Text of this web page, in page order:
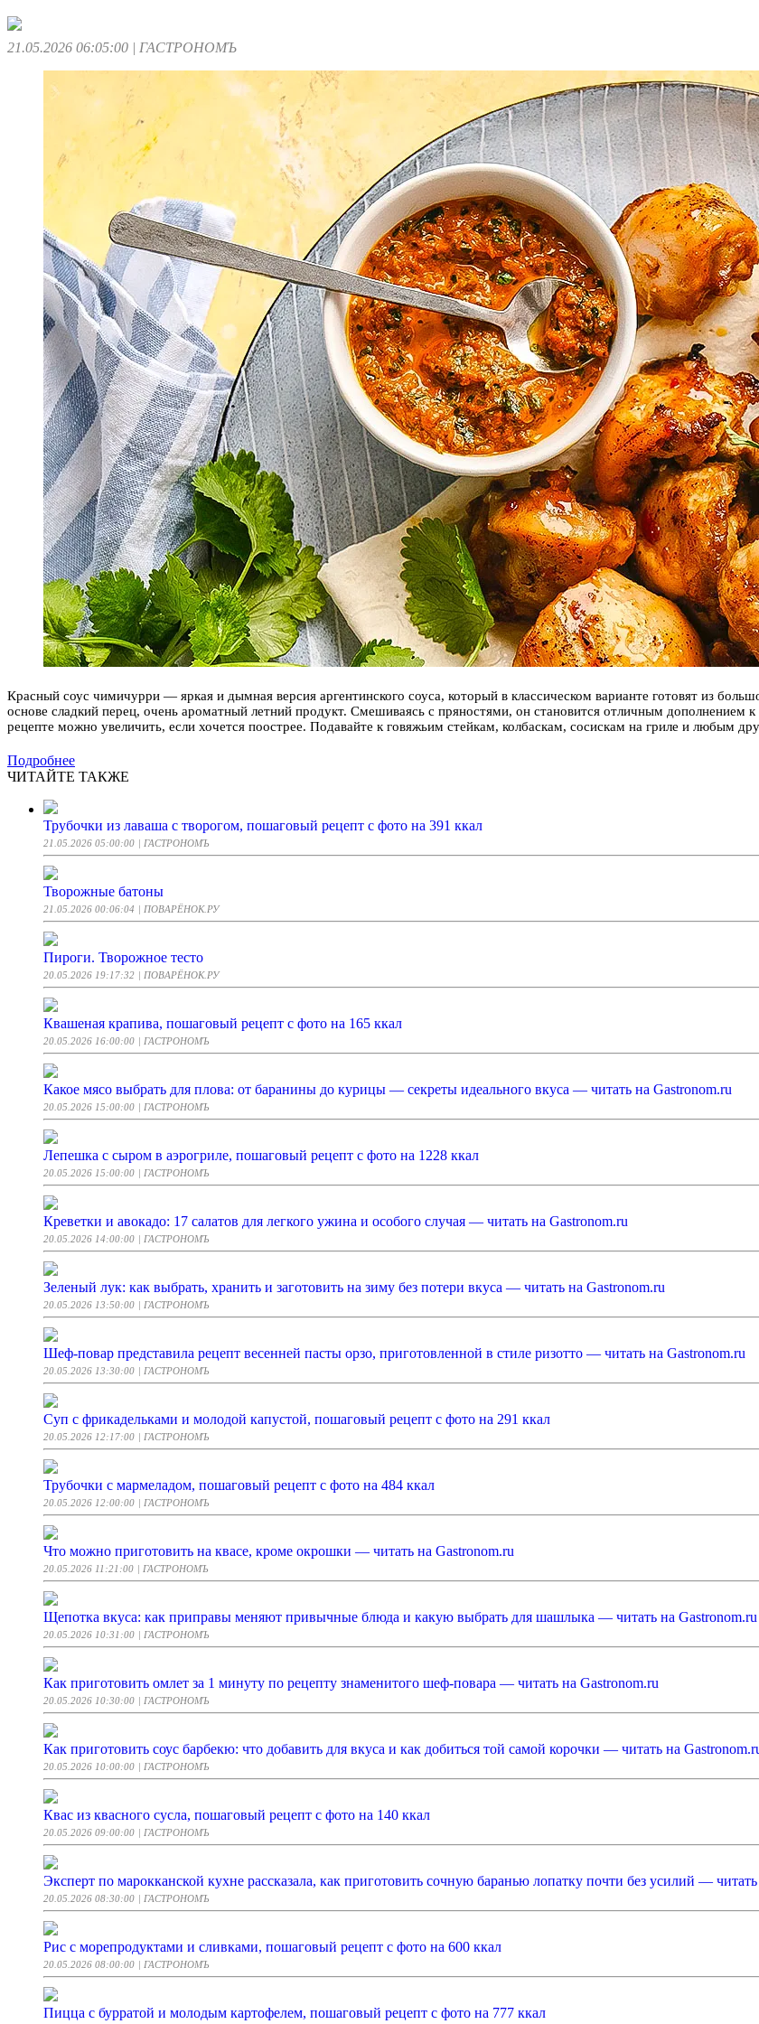
21.05.2026 06:05:00 | ГАСТРОНОМЪ
Красный соус чимичурри — яркая и дымная версия аргентинского соуса, который в классическом варианте готовят из
основе сладкий перец, очень ароматный летний продукт. Смешиваясь с пряностями, он становится отличным дополнением
рецепте можно увеличить, если хочется поострее. Подавайте к говяжьим стейкам, колбаскам, сосискам на гриле и любым
Подробнее
ЧИТАЙТЕ ТАКЖЕ
Трубочки из лаваша с творогом, пошаговый рецепт с фото на 391 ккал
21.05.2026 05:00:00 | ГАСТРОНОМЪ
Творожные батоны
21.05.2026 00:06:04 | ПОВАРЁНОК.РУ
Пироги. Творожное тесто
20.05.2026 19:17:32 | ПОВАРЁНОК.РУ
Квашеная крапива, пошаговый рецепт с фото на 165 ккал
20.05.2026 16:00:00 | ГАСТРОНОМЪ
Какое мясо выбрать для плова: от баранины до курицы — секреты идеального вкуса — читать на Gastronom.ru
20.05.2026 15:00:00 | ГАСТРОНОМЪ
Лепешка с сыром в аэрогриле, пошаговый рецепт с фото на 1228 ккал
20.05.2026 15:00:00 | ГАСТРОНОМЪ
Креветки и авокадо: 17 салатов для легкого ужина и особого случая — читать на Gastronom.ru
20.05.2026 14:00:00 | ГАСТРОНОМЪ
Зеленый лук: как выбрать, хранить и заготовить на зиму без потери вкуса — читать на Gastronom.ru
20.05.2026 13:50:00 | ГАСТРОНОМЪ
Шеф-повар представила рецепт весенней пасты орзо, приготовленной в стиле ризотто — читать на Gastronom.ru
20.05.2026 13:30:00 | ГАСТРОНОМЪ
Суп с фрикадельками и молодой капустой, пошаговый рецепт с фото на 291 ккал
20.05.2026 12:17:00 | ГАСТРОНОМЪ
Трубочки с мармеладом, пошаговый рецепт с фото на 484 ккал
20.05.2026 12:00:00 | ГАСТРОНОМЪ
Что можно приготовить на квасе, кроме окрошки — читать на Gastronom.ru
20.05.2026 11:21:00 | ГАСТРОНОМЪ
Щепотка вкуса: как приправы меняют привычные блюда и какую выбрать для шашлыка — читать на Gastronom.ru
20.05.2026 10:31:00 | ГАСТРОНОМЪ
Как приготовить омлет за 1 минуту по рецепту знаменитого шеф-повара — читать на Gastronom.ru
20.05.2026 10:30:00 | ГАСТРОНОМЪ
Как приготовить соус барбекю: что добавить для вкуса и как добиться той самой корочки — читать на
20.05.2026 10:00:00 | ГАСТРОНОМЪ
Квас из квасного сусла, пошаговый рецепт с фото на 140 ккал
20.05.2026 09:00:00 | ГАСТРОНОМЪ
Эксперт по марокканской кухне рассказала, как приготовить сочную баранью лопатку почти без усилий —
20.05.2026 08:30:00 | ГАСТРОНОМЪ
Рис с морепродуктами и сливками, пошаговый рецепт с фото на 600 ккал
20.05.2026 08:00:00 | ГАСТРОНОМЪ
Пицца с бурратой и молодым картофелем, пошаговый рецепт с фото на 777 ккал